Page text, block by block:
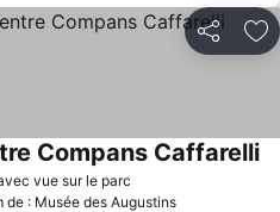
Partager
vue sur le parc
Compans Caffarelli
de : Musée des Augustins